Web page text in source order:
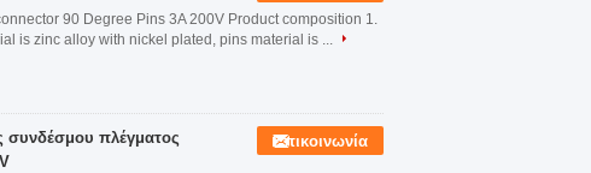
90 Degree Pins 3A 200V Product composition 1.
is zinc alloy with nickel plated, pins material is ...
συνδέσμου πλέγματος
Επικοινωνία